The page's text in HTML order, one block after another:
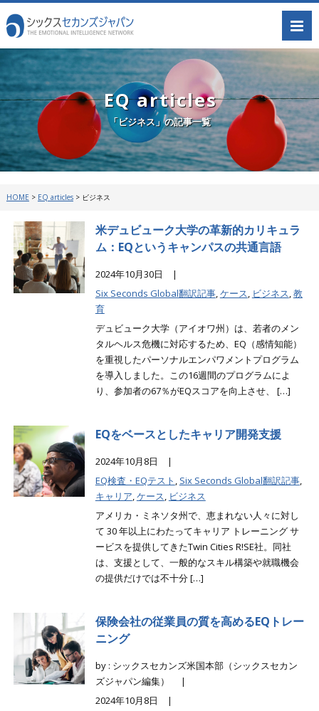
EQ articles
「ビジネス」の記事一覧
HOME > EQ articles> ビジネス
米デュビューク大学の革新的カリキュラ
ム：EQというキャンパスの共通言語
2024年10月30日 |
Six Seconds Global翻訳記事,ケース, ビジネス,教
育
デュビューク大学（アイオワ州）は、若者のメン
タルヘルス危機に対応するため、EQ（感情知能）
を重視したパーソナルエンパワメントプログラム
を導入しました。この16週間のプログラムによ
り、参加者の67％がEQスコアを向上させ、 […]
EQをベースとしたキャリア開発支援
2024年10月8日 |
EQ検査・EQテスト , Six Seconds Global翻訳記事,
キャリア,ケース, ビジネス
アメリカ・ミネソタ州で、恵まれない人々に対し
て 30 年以上にわたってキャリア トレーニング サ
ービスを提供してきたTwin Cities R!SE社。同社
は、支援として、一般的なスキル構築や就職機会
の提供だけでは不十分 […]
保険会社の従業員の質を高めるEQトレー
ニング
by : シックスセカンズ米国本部（シックスセカン
ズジャパン編集） |
2024年10月8日 |